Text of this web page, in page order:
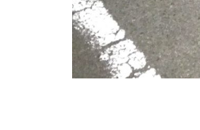
鍵挿
しタ
イプ
「イ
モビ